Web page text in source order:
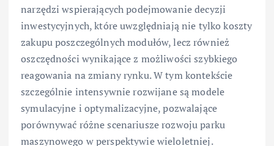
narzędzi wspierających podejmowanie decyzji
inwestycyjnych, które uwzględniają nie tylko koszty
zakupu poszczególnych modułów, lecz również
oszczędności wynikające z możliwości szybkiego
reagowania na zmiany rynku. W tym kontekście
szczególnie intensywnie rozwijane są modele
symulacyjne i optymalizacyjne, pozwalające
porównywać różne scenariusze rozwoju parku
maszynowego w perspektywie wieloletniej.